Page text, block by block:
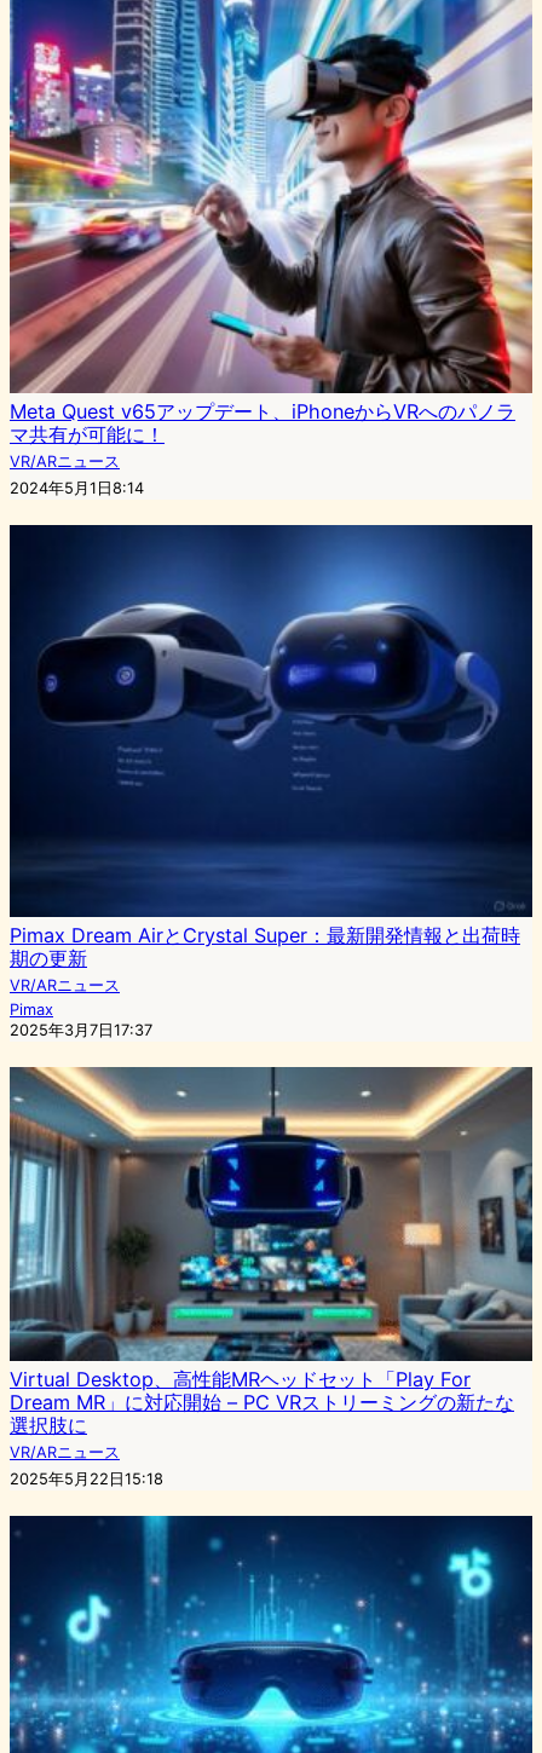
Meta Quest v65アップデート、iPhoneからVRへのパノラ
マ共有が可能に！
VR/ARニュース
2024年5月1日8:14
Pimax Dream AirとCrystal Super：最新開発情報と出荷時
期の更新
VR/ARニュース
Pimax
2025年3月7日17:37
Virtual Desktop、高性能MRヘッドセット「Play For
Dream MR」に対応開始 – PC VRストリーミングの新たな
選択肢に
VR/ARニュース
2025年5月22日15:18